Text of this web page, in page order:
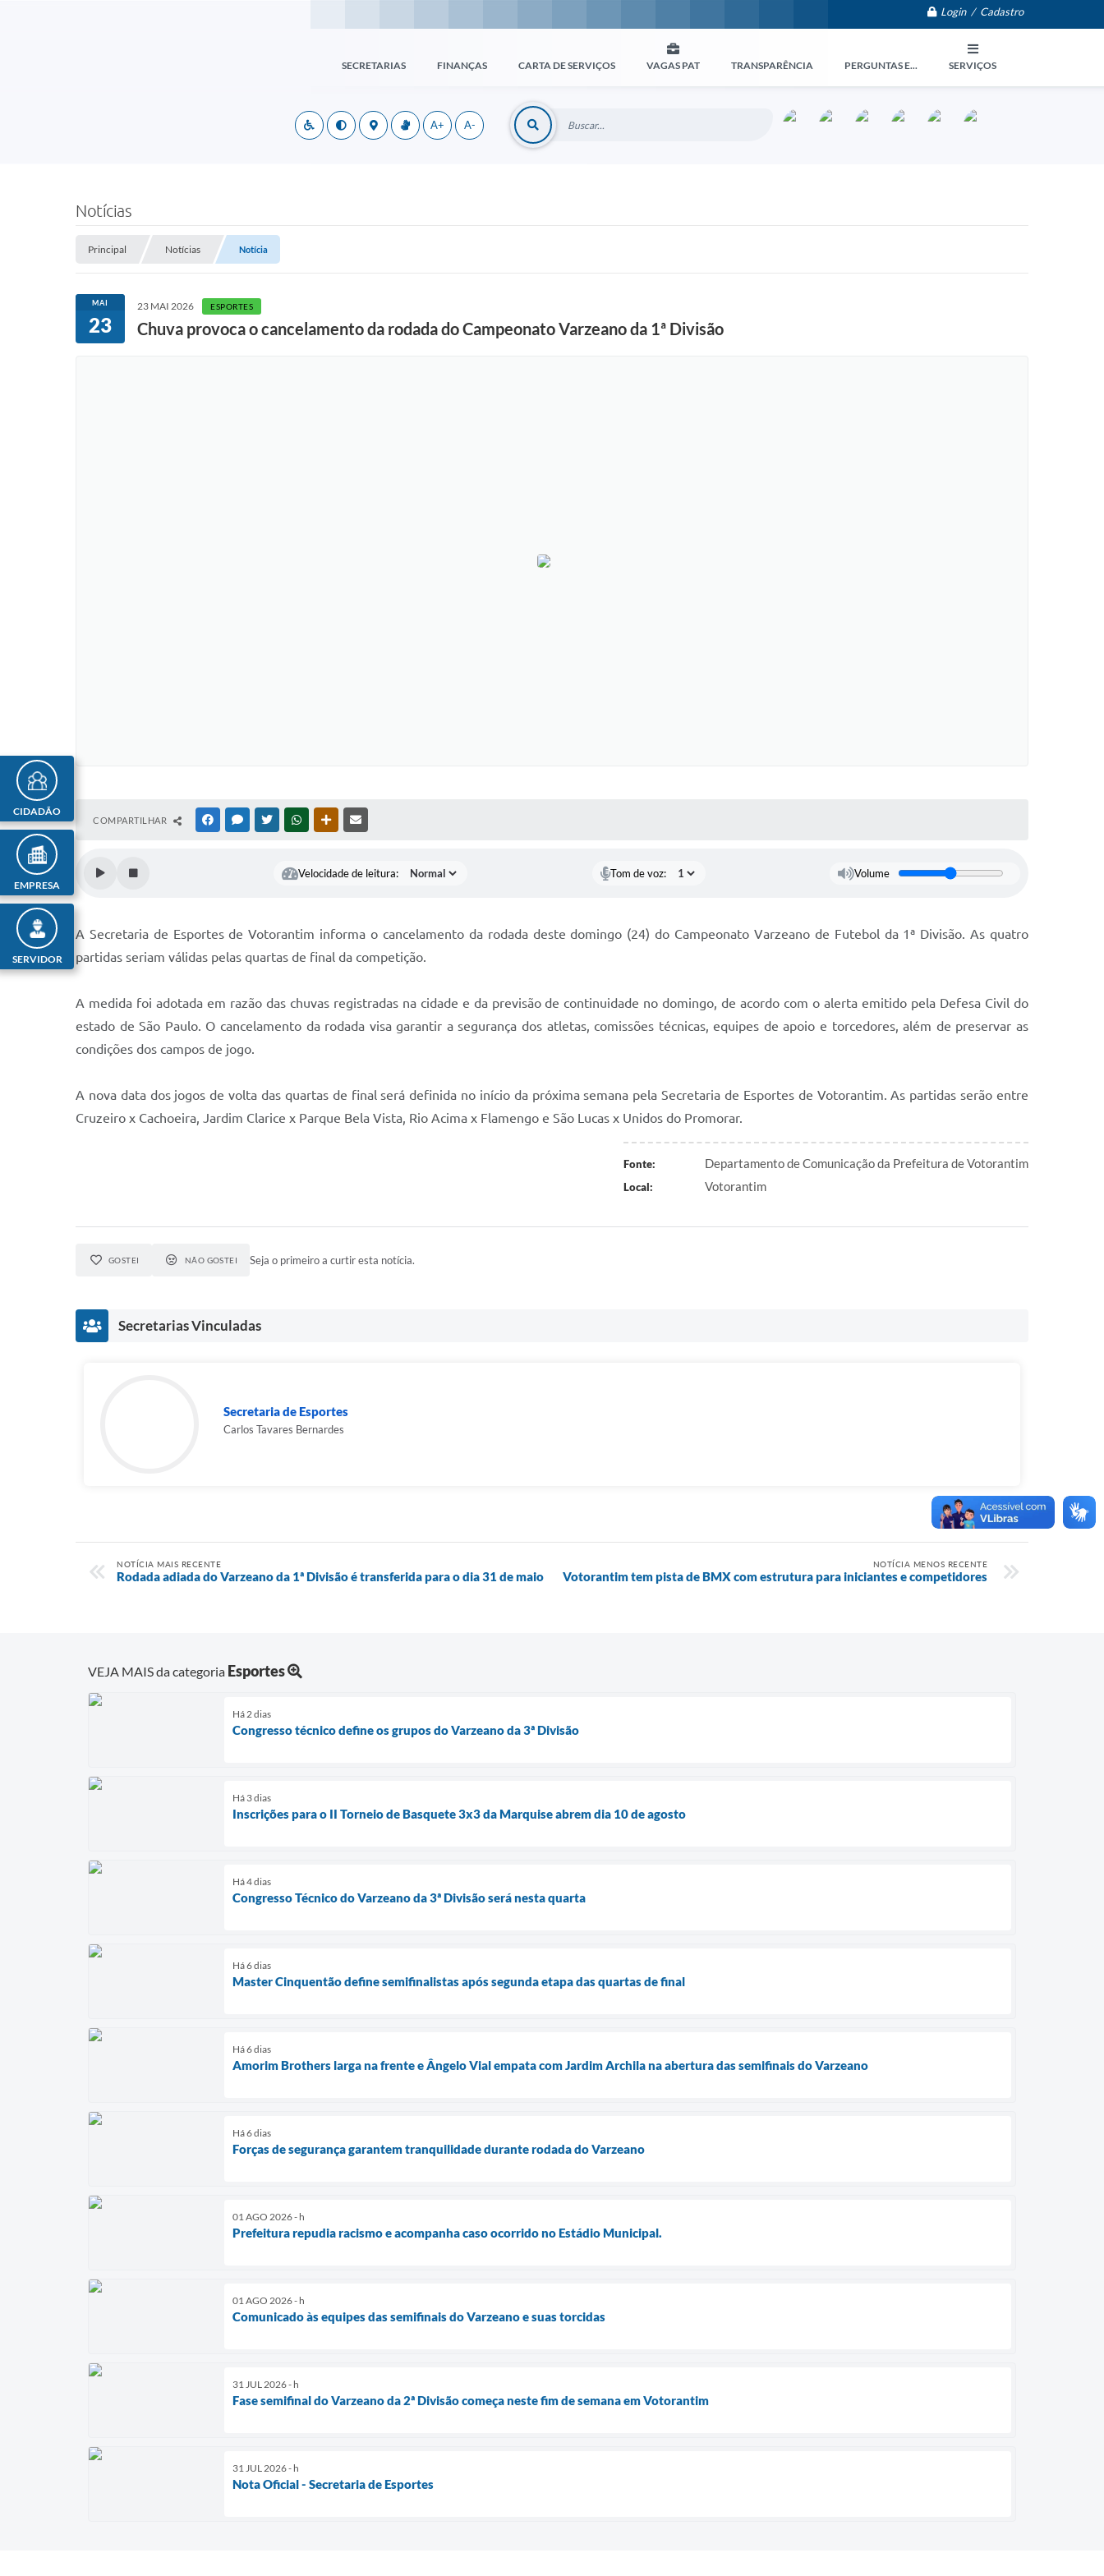
Login / Cadastro
SECRETARIAS FINANÇAS CARTA DE SERVIÇOS VAGAS PAT TRANSPARÊNCIA PERGUNTAS E... SERVIÇOS
A+ A-
CIDADÃO
EMPRESA
SERVIDOR
Notícias
Principal Notícias Notícia
MAI
23
23 MAI 2026 ESPORTES
Chuva provoca o cancelamento da rodada do Campeonato Varzeano da 1ª Divisão
COMPARTILHAR FACEBOOKMESSENGER
TWITTERWHATSAPPOUTRAS MÍDIAS
Velocidade de leitura: Tom de voz: Volume
A Secretaria de Esportes de Votorantim informa o cancelamento da rodada deste domingo (24) do Campeonato Varzeano de Futebol da 1ª Divisão. As quatro
partidas seriam válidas pelas quartas de final da competição.
A medida foi adotada em razão das chuvas registradas na cidade e da previsão de continuidade no domingo, de acordo com o alerta emitido pela Defesa Civil do
estado de São Paulo. O cancelamento da rodada visa garantir a segurança dos atletas, comissões técnicas, equipes de apoio e torcedores, além de preservar as
condições dos campos de jogo.
A nova data dos jogos de volta das quartas de final será definida no início da próxima semana pela Secretaria de Esportes de Votorantim. As partidas serão entre
Cruzeiro x Cachoeira, Jardim Clarice x Parque Bela Vista, Rio Acima x Flamengo e São Lucas x Unidos do Promorar.
Fonte: Departamento de Comunicação da Prefeitura de Votorantim
Local: Votorantim
GOSTEI NÃO GOSTEI Seja o primeiro a curtir esta notícia.
Secretarias Vinculadas
Secretaria de Esportes
Carlos Tavares Bernardes
NOTÍCIA MAIS RECENTE
Rodada adiada do Varzeano da 1ª Divisão é transferida para o dia 31 de maio
NOTÍCIA MENOS RECENTE
Votorantim tem pista de BMX com estrutura para iniciantes e competidores
VEJA MAIS da categoria Esportes
Há 2 dias
Congresso técnico define os grupos do Varzeano da 3ª Divisão
Há 3 dias
Inscrições para o II Torneio de Basquete 3x3 da Marquise abrem dia 10 de agosto
Há 4 dias
Congresso Técnico do Varzeano da 3ª Divisão será nesta quarta
Há 6 dias
Master Cinquentão define semifinalistas após segunda etapa das quartas de final
Há 6 dias
Amorim Brothers larga na frente e Ângelo Vial empata com Jardim Archila na abertura das semifinais do Varzeano
Há 6 dias
Forças de segurança garantem tranquilidade durante rodada do Varzeano
01 AGO 2026 - h
Prefeitura repudia racismo e acompanha caso ocorrido no Estádio Municipal.
01 AGO 2026 - h
Comunicado às equipes das semifinais do Varzeano e suas torcidas
31 JUL 2026 - h
Fase semifinal do Varzeano da 2ª Divisão começa neste fim de semana em Votorantim
31 JUL 2026 - h
Nota Oficial - Secretaria de Esportes